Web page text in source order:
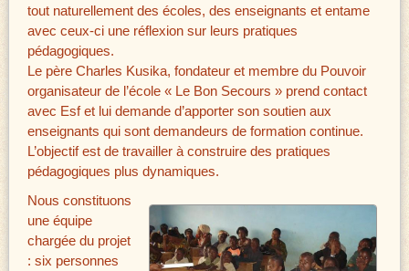
tout naturellement des écoles, des enseignants et entame
avec ceux-ci une réflexion sur leurs pratiques
pédagogiques.
Le père Charles Kusika, fondateur et membre du Pouvoir
organisateur de l’école « Le Bon Secours » prend contact
avec Esf et lui demande d’apporter son soutien aux
enseignants qui sont demandeurs de formation continue.
L’objectif est de travailler à construire des pratiques
pédagogiques plus dynamiques.
Nous constituons
une équipe
chargée du projet
: six personnes